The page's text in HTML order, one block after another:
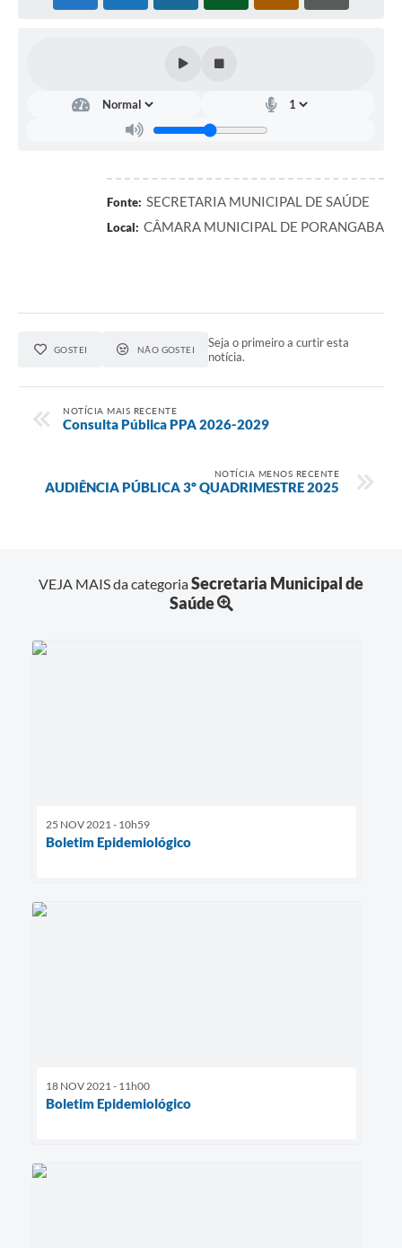
Fonte: SECRETARIA MUNICIPAL DE SAÚDE
Local: CÂMARA MUNICIPAL DE PORANGABA
GOSTEI NÃO GOSTEI
Seja o primeiro a curtir esta
notícia.
NOTÍCIA MAIS RECENTE
Consulta Pública PPA 2026-2029
NOTÍCIA MENOS RECENTE
AUDIÊNCIA PÚBLICA 3º QUADRIMESTRE 2025
VEJA MAIS da categoriaSecretaria Municipal de
Saúde
25 NOV 2021 - 10h59
Boletim Epidemiológico
18 NOV 2021 - 11h00
Boletim Epidemiológico